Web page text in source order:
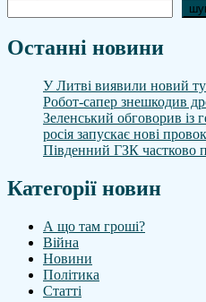
Останні новини
У Литві виявили новий
Робот-сапер знешкодив
Зеленський обговорив
росія запускає нові
Південний ГЗК частково
Категорії новин
А що там гроші?
Війна
Новини
Політика
Статті